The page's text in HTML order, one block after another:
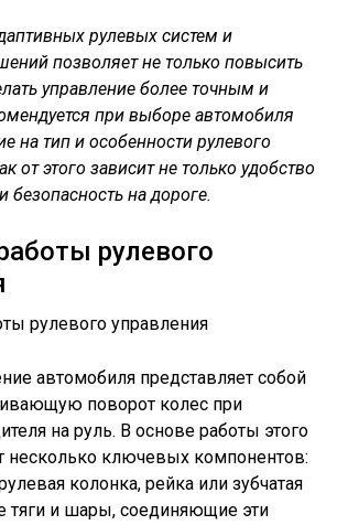
рулевых систем и
позволяет не только повысить
управление более точным и
при выборе автомобиля
на тип и особенности рулевого
от этого зависит не только удобство
безопасность на дороге.
рулевого
автомобиля представляет собой
поворот колес при
на руль. В основе работы этого
несколько ключевых компонентов:
колонка, рейка или зубчатая
тяги и шары, соединяющие эти